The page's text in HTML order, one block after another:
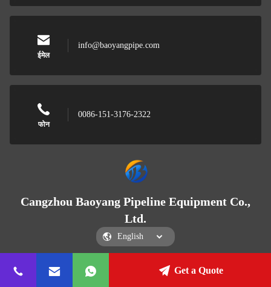
ईमेल
info@baoyangpipe.com
फोन
0086-151-3176-2322
Cangzhou Baoyang Pipeline Equipment Co.,
Ltd.
Cangzhou Baoyang Pipeline Equipment Co., Ltd.
Get a Quote